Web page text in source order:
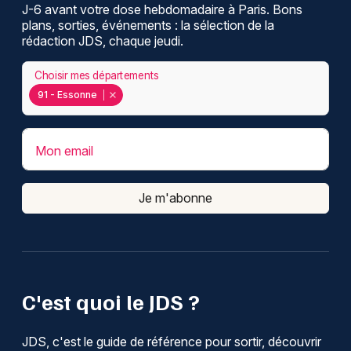
C'est quoi le JDS ?
JDS, c'est le guide de référence pour sortir, découvrir
J-6 avant votre dose hebdomadaire à Paris. Bons
plans, sorties, événements : la sélection de la
rédaction JDS, chaque jeudi.
91 - Essonne
Choisir mes départements
Mon email
Je m'abonne